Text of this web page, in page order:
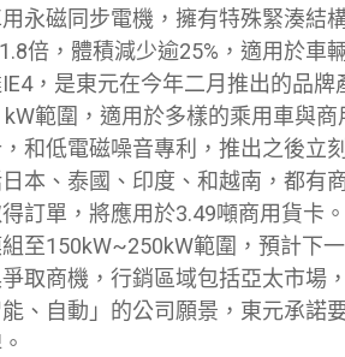
永磁同步電機，擁有特殊緊湊結
倍，體積減少逾25%，適用於車
，是東元在今年二月推出的品
範圍，適用於多樣的乘用車與商
和低電磁噪音專利，推出之後立
本、泰國、印度、和越南，都有
訂單，將應用於3.49噸商用貨卡
至150kW~250kW範圍，預計下
取商機，行銷區域包括亞太市場
、自動」的公司願景，東元承諾